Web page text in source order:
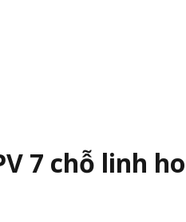
7 chỗ linh